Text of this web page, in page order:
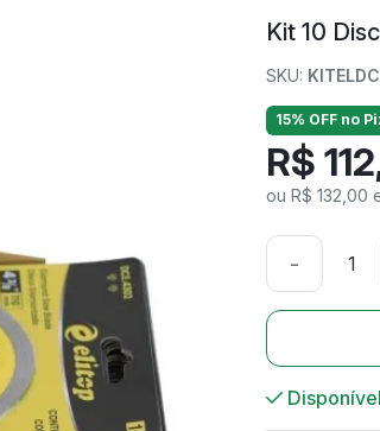
Kit 10
SKU:
15% OFF no
R$
ou R$ 132,00
-
Disponível